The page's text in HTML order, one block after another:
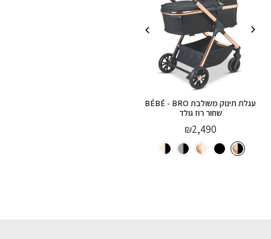
עגלת תינוק משולבת BÉBÉ - BRO
שחור רוז גולד
₪2,490